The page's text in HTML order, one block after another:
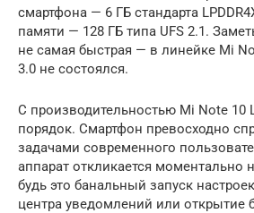
смартфона — 6 ГБ стандарта
памяти — 128 ГБ типа UFS 2.1.
не самая быстрая — в линейке Mi
3.0 не состоялся.
С производительностью Mi Note 10
порядок. Смартфон превосходно
задачами современного
аппарат откликается моментально
будь это банальный запуск
центра уведомлений или открытие